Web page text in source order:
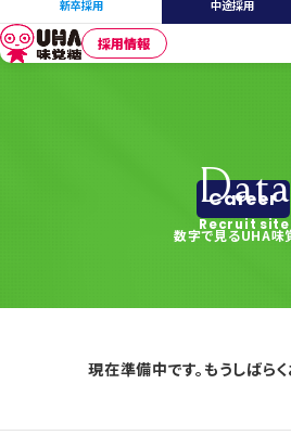
新卒採用 中途採用
採用情報
Career
Recruit site
Data
数字で見るUHA味
現在準備中です。もうしばらく